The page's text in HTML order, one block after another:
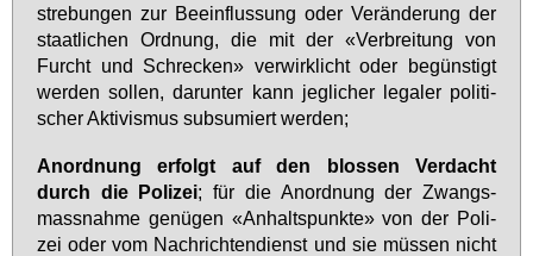
stre­bun­gen zur Be­ein­flus­sung oder Ver­än­de­rung der
staat­li­chen Ord­nung, die mit der «Ver­brei­tung von
Furcht und Schre­cken» ver­wirk­licht oder be­güns­tigt
wer­den sol­len, dar­un­ter kann jeg­li­cher le­ga­ler po­li­ti­
scher Ak­ti­vis­mus sub­su­miert wer­den;
An­ord­nung er­folgt auf den blos­sen Ver­dacht
durch die Po­li­zei; für die An­ord­nung der Zwangs­
mass­nah­me ge­nü­gen «An­halts­punk­te» von der Po­li­
zei oder vom Nach­rich­ten­dienst und sie müs­sen nicht